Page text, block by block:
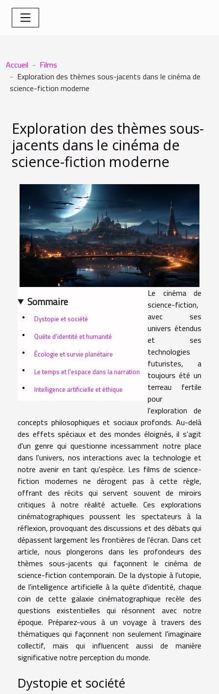
Accueil
Films
Exploration des thèmes sous-jacents dans le cinéma de
science-fiction moderne
Exploration des thèmes sous-
jacents dans le cinéma de
science-fiction moderne
Sommaire
Dystopie et société
Quête d'identité et humanité
Écologie et survie planétaire
Le temps et l'espace dans la narration
Intelligence artificielle et éthique
Le cinéma de
science-fiction,
avec ses
univers étendus
et ses
technologies
futuristes, a
toujours été un
terreau fertile
pour
l'exploration de
concepts philosophiques et sociaux profonds. Au-delà
des effets spéciaux et des mondes éloignés, il s'agit
d'un genre qui questionne incessamment notre place
dans l'univers, nos interactions avec la technologie et
notre avenir en tant qu'espèce. Les films de science-
fiction modernes ne dérogent pas à cette règle,
offrant des récits qui servent souvent de miroirs
critiques à notre réalité actuelle. Ces explorations
cinématographiques poussent les spectateurs à la
réflexion, provoquant des discussions et des débats qui
dépassent largement les frontières de l'écran. Dans cet
article, nous plongerons dans les profondeurs des
thèmes sous-jacents qui façonnent le cinéma de
science-fiction contemporain. De la dystopie à l'utopie,
de l'intelligence artificielle à la quête d'identité, chaque
coin de cette galaxie cinématographique recèle des
questions existentielles qui résonnent avec notre
époque. Préparez-vous à un voyage à travers des
thématiques qui façonnent non seulement l'imaginaire
collectif, mais qui influencent aussi de manière
significative notre perception du monde.
Dystopie et société